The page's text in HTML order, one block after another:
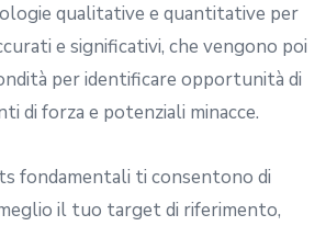
qualitative e quantitative per
e significativi, che vengono poi
per identificare opportunità di
di forza e potenziali minacce.
fondamentali ti consentono di
il tuo target di riferimento,